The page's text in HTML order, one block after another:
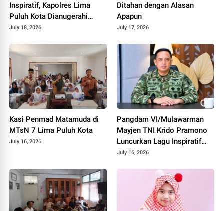
Inspiratif, Kapolres Lima
Puluh Kota Dianugerahi
Penghargaan
July 18, 2026
Ditahan dengan Alasan
Apapun
July 17, 2026
Kasi Penmad Matamuda di
MTsN 7 Lima Puluh Kota
July 16, 2026
Pangdam VI/Mulawarman
Mayjen TNI Krido Pramono
Luncurkan Lagu Inspiratif
"Teruslah Melangkah"
July 16, 2026